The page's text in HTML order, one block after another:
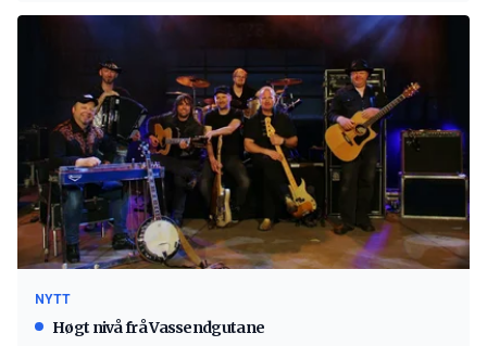
NYTT
Høgt nivå frå Vassendgutane